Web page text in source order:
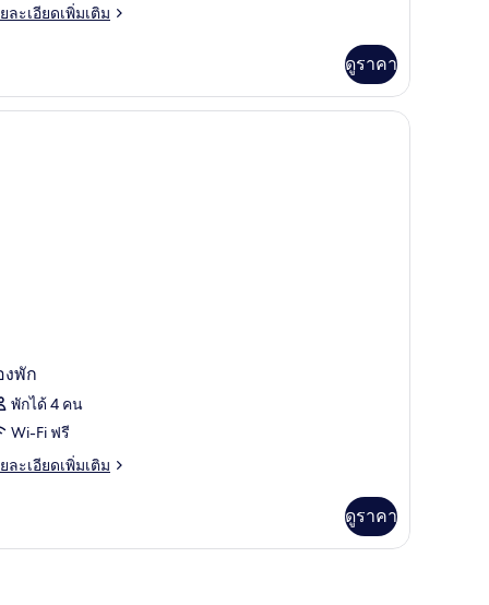
ละเอียดเพิ่มเติม
ดูราคา
งาน, Wi-Fi ฟรี, ผ้าปูที่นอน
งพัก
พักได้ 4 คน
Wi-Fi ฟรี
ละเอียดเพิ่มเติม
ดูราคา